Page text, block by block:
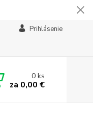
Prihlásenie
0ks
za 0,00 €